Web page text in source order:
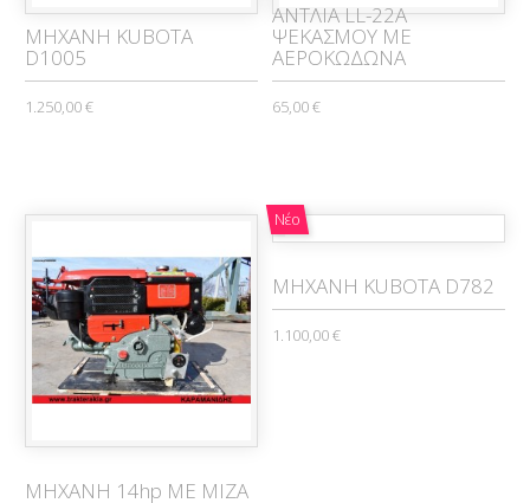
ΜΗΧΑΝΗ KUBOTA
D1005
1.250,00 €
ΑΝΤΛΙΑ LL-22A
ΨΕΚΑΣΜΟΥ ΜΕ
ΑΕΡΟΚΩΔΩΝΑ
65,00 €
MHXANH 14hp ME MIZA
Νέο
ΜΗΧΑΝΗ KUBOTA D782
1.100,00 €